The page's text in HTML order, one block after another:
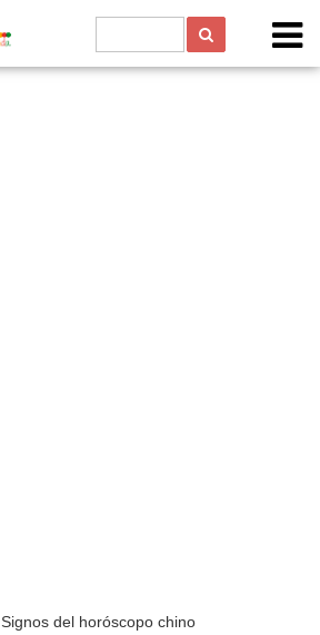
Signos del horóscopo chino